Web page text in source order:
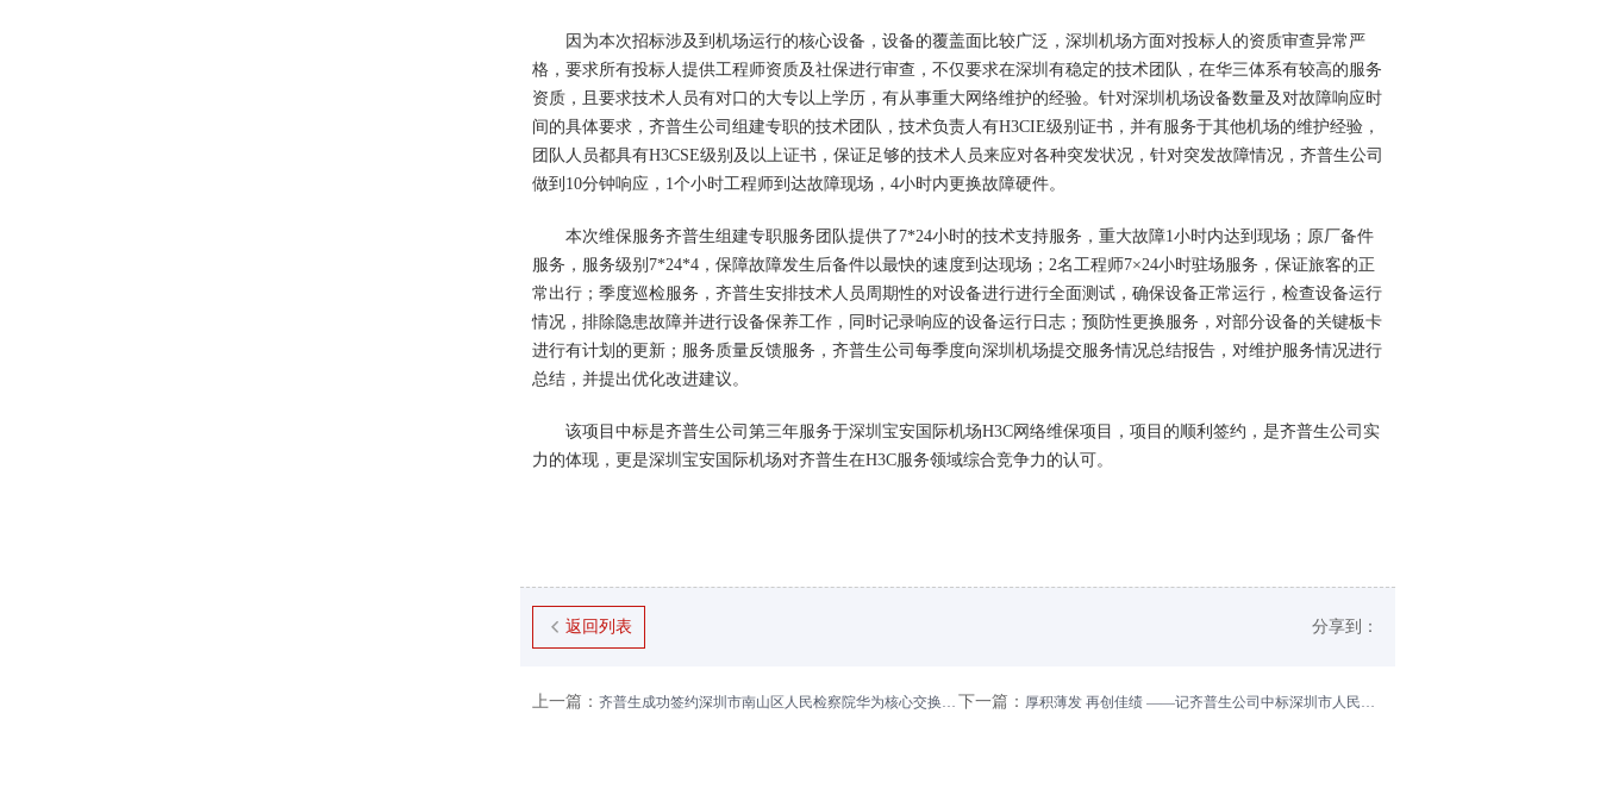
因为本次招标涉及到机场运行的核心设备，设备的覆盖面比较广泛，深圳机场方面对投标人的资质审查异常严
格，要求所有投标人提供工程师资质及社保进行审查，不仅要求在深圳有稳定的技术团队，在华三体系有较高的服务
资质，且要求技术人员有对口的大专以上学历，有从事重大网络维护的经验。针对深圳机场设备数量及对故障响应时
间的具体要求，齐普生公司组建专职的技术团队，技术负责人有H3CIE级别证书，并有服务于其他机场的维护经验，
团队人员都具有H3CSE级别及以上证书，保证足够的技术人员来应对各种突发状况，针对突发故障情况，齐普生公司
做到10分钟响应，1个小时工程师到达故障现场，4小时内更换故障硬件。
本次维保服务齐普生组建专职服务团队提供了7*24小时的技术支持服务，重大故障1小时内达到现场；原厂备件
服务，服务级别7*24*4，保障故障发生后备件以最快的速度到达现场；2名工程师7×24小时驻场服务，保证旅客的正
常出行；季度巡检服务，齐普生安排技术人员周期性的对设备进行进行全面测试，确保设备正常运行，检查设备运行
情况，排除隐患故 障并进行设备保养工作，同时记录响应的设备运行日志；预防性更换服务，对部分设备的关键板卡
进行有计划的更新；服务质量反馈服务，齐普生公司每季度向深圳机场提交服务情况总结报告，对维护服务情况进行
总结，并提出优化改进建议。
该项目中标是齐普生公司第三年服务于深圳宝安国际机场H3C网络维保项目，项目的顺利签约，是齐普生公司实
力的体现，更是深圳宝安国际机场对齐普生在H3C服务领域综合竞争力的认可。
返回列表 分享到：
上一篇： 齐普生成功签约深圳市南山区人民检察院华为核心交换机维护项目 2018.12.03
下一篇： 厚积薄发 再创佳绩 ——记齐普生公司中标深圳市人民检察院设备维护项目